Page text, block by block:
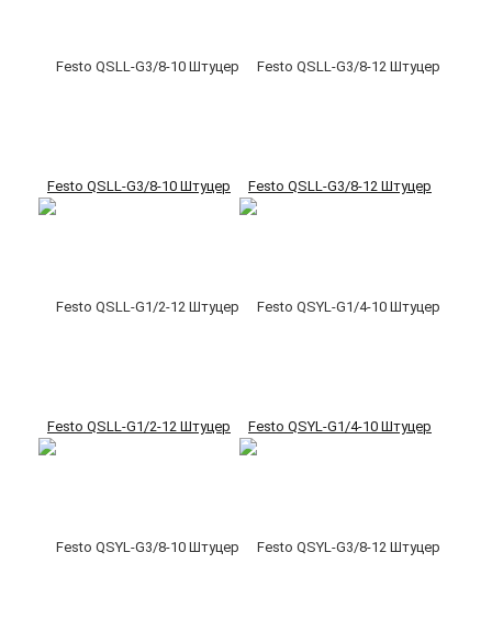
Festo QSLL-G3/8-10 Штуцер Festo QSLL-G3/8-12 Штуцер
Festo QSLL-G1/2-12 Штуцер Festo QSYL-G1/4-10 Штуцер